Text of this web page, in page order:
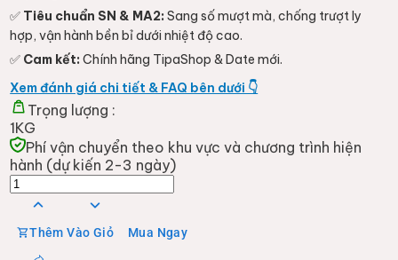
Bạn đang tìm kiếm một loại nhớt tổng hợp toàn phần giúp "xế
cưng" vận hành êm ái mà không muốn chi trả quá nhiều cho
các dòng cao cấp đắt đỏ? Shell 4T Ultra 10W40 chính là giải
pháp tối ưu, mang lại sự cân bằng hoàn hảo giữa hiệu năng bảo
vệ động cơ và giá thành hợp lý.